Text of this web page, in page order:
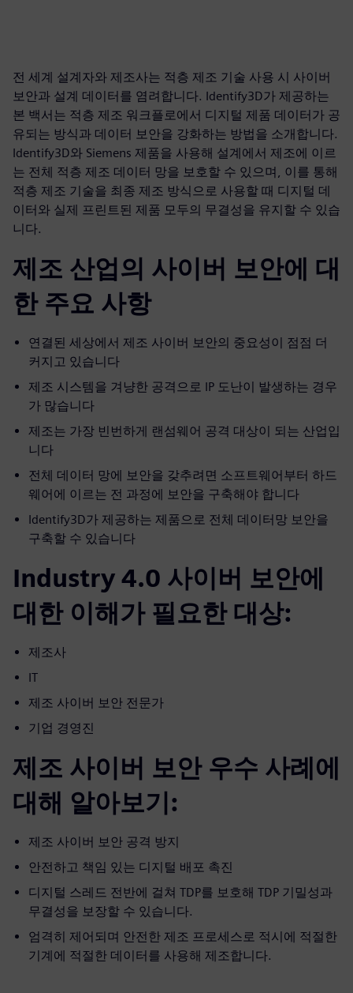
전 세계 설계자와 제조사는 적층 제조 기술 사용 시 사이버
보안과 설계 데이터를 염려합니다. Identify3D가 제공하는
본 백서는 적층 제조 워크플로에서 디지털 제품 데이터가 공
유되는 방식과 데이터 보안을 강화하는 방법을 소개합니다.
Identify3D와 Siemens 제품을 사용해 설계에서 제조에 이르
는 전체 적층 제조 데이터 망을 보호할 수 있으며, 이를 통해
적층 제조 기술을 최종 제조 방식으로 사용할 때 디지털 데
이터와 실제 프린트된 제품 모두의 무결성을 유지할 수 있습
니다.
제조 산업의 사이버 보안에 대
한 주요 사항
연결된 세상에서 제조 사이버 보안의 중요성이 점점 더
커지고 있습니다
제조 시스템을 겨냥한 공격으로 IP 도난이 발생하는 경우
가 많습니다
제조는 가장 빈번하게 랜섬웨어 공격 대상이 되는 산업입
니다
전체 데이터 망에 보안을 갖추려면 소프트웨어부터 하드
웨어에 이르는 전 과정에 보안을 구축해야 합니다
Identify3D가 제공하는 제품으로 전체 데이터망 보안을
구축할 수 있습니다
Industry 4.0 사이버 보안에
대한 이해가 필요한 대상:
제조사
IT
제조 사이버 보안 전문가
기업 경영진
제조 사이버 보안 우수 사례에
대해 알아보기:
제조 사이버 보안 공격 방지
안전하고 책임 있는 디지털 배포 촉진
디지털 스레드 전반에 걸쳐 TDP를 보호해 TDP 기밀성과
무결성을 보장할 수 있습니다.
엄격히 제어되며 안전한 제조 프로세스로 적시에 적절한
기계에 적절한 데이터를 사용해 제조합니다.